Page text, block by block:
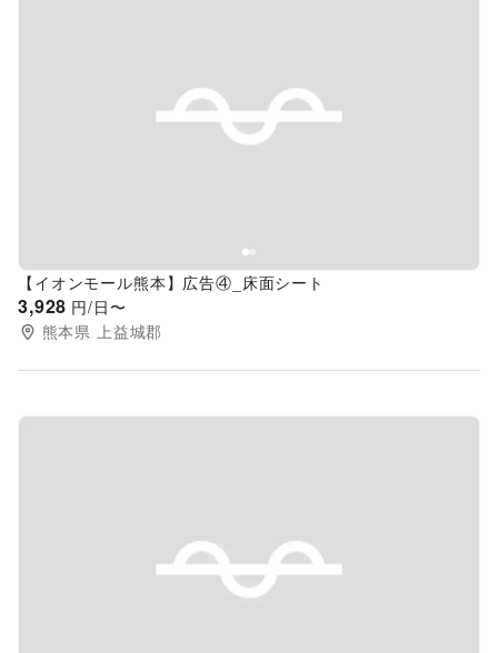
Previous slide
【イオンモール熊本】広告④_床面シート
3,928 円/日〜
熊本県 上益城郡
Previous slide